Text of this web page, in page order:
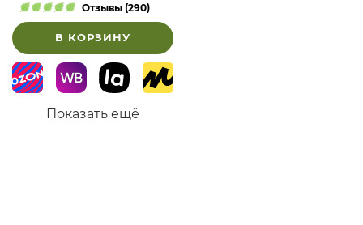
Отзывы (290)
В КОРЗИНУ
Показать ещё